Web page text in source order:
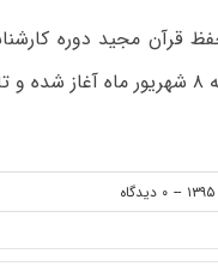
قرآن مجید دوره
-- ۰ دیدگاه
on
برگزاری
حفظ